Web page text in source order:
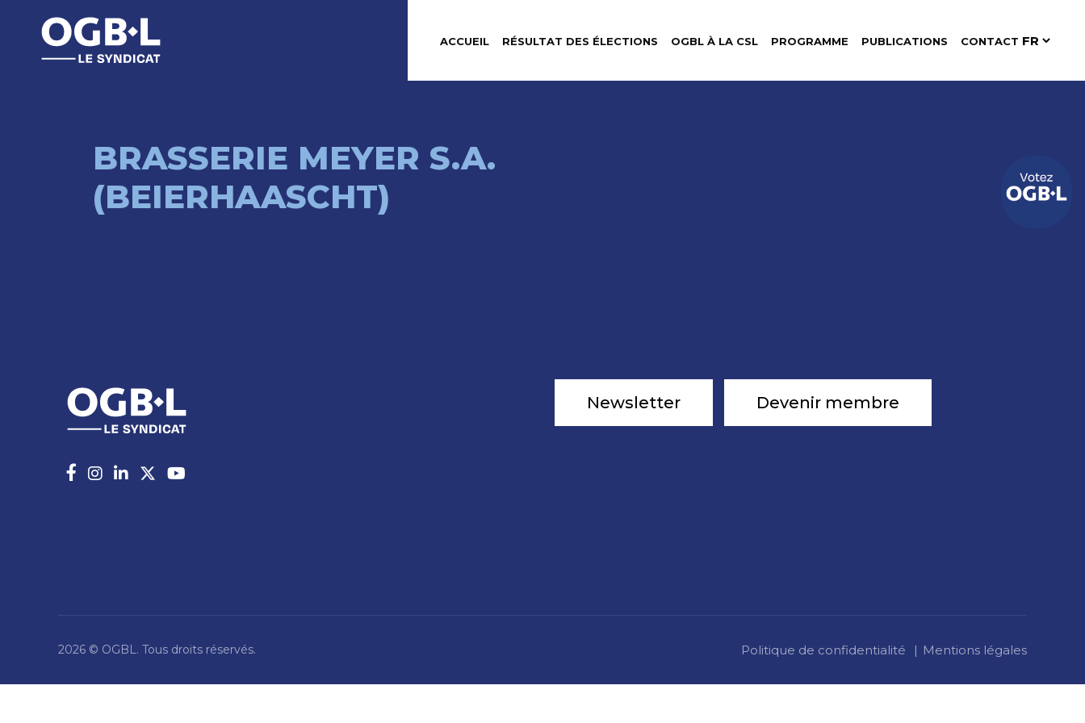
ACCUEIL RÉSULTAT DES ÉLECTIONS OGBL À LA CSL PROGRAMME PUBLICATIONS CONTACT
BRASSERIE MEYER S.A.
(BEIERHAASCHT)
Newsletter Devenir membre
Politique de confidentialité Mentions légales
2026 © OGBL. Tous droits réservés.